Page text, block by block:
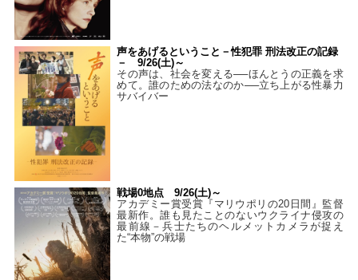
声をあげるということ－性犯罪 刑法改正の記録
－ 9/26(土)～
その声は、社会を変える──ほんとうの正義を求
めて。誰のための法なのか──立ち上がる性暴力
サバイバー
戦場0地点 9/26(土)～
アカデミー賞受賞『マリウポリの20日間』監督
最新作。誰も見たことのないウクライナ侵攻の
最前線－兵士たちのヘルメットカメラが捉え
た“本物”の戦場